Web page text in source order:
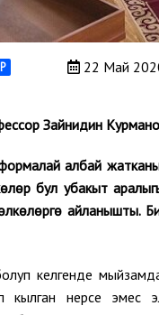
22 Май
Зайнидин
албай
бул убакыт
айланышты.
келгенде
кылган нерсе эмес